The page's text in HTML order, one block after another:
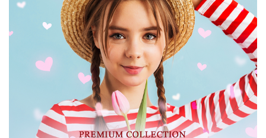
(1783 Overlays)
Large 6000*4000px
Free download